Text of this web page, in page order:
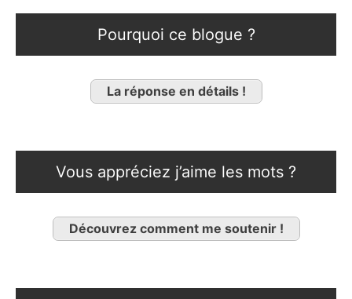
Pourquoi ce blogue ?
La réponse en détails !
Vous appréciez j’aime les mots ?
Découvrez comment me soutenir !